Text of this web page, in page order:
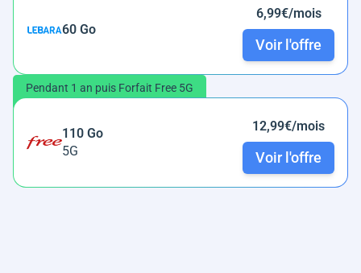
60 Go
6,99€/mois
Voir l'offre
Pendant 1 an puis Forfait Free 5G
110 Go
5G
12,99€/mois
Voir l'offre